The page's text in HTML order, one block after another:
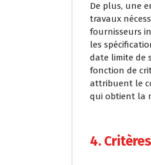
De plus, une
travaux
fournisseurs
les
date limite de
fonction de
attribuent le
qui obtient la
4.